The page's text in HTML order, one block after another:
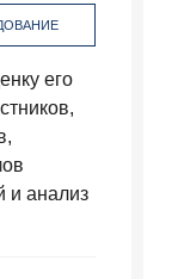
его
и анализ